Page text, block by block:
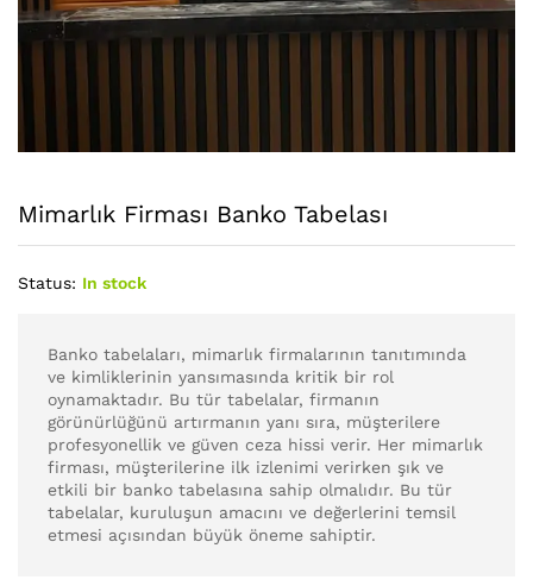
Mimarlık Firması Banko Tabelası
Status: In stock
Banko tabelaları, mimarlık firmalarının tanıtımında
ve kimliklerinin yansımasında kritik bir rol
oynamaktadır. Bu tür tabelalar, firmanın
görünürlüğünü artırmanın yanı sıra, müşterilere
profesyonellik ve güven ceza hissi verir. Her mimarlık
firması, müşterilerine ilk izlenimi verirken şık ve
etkili bir banko tabelasına sahip olmalıdır. Bu tür
tabelalar, kuruluşun amacını ve değerlerini temsil
etmesi açısından büyük öneme sahiptir.